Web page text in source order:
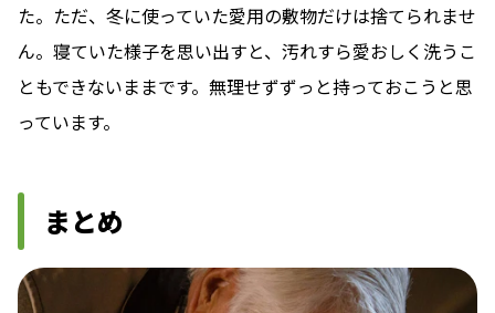
た。ただ、冬に使っていた愛用の敷物だけは捨てられませ
ん。寝ていた様子を思い出すと、汚れすら愛おしく洗うこ
ともできないままです。無理せずずっと持っておこうと思
っています。
まとめ